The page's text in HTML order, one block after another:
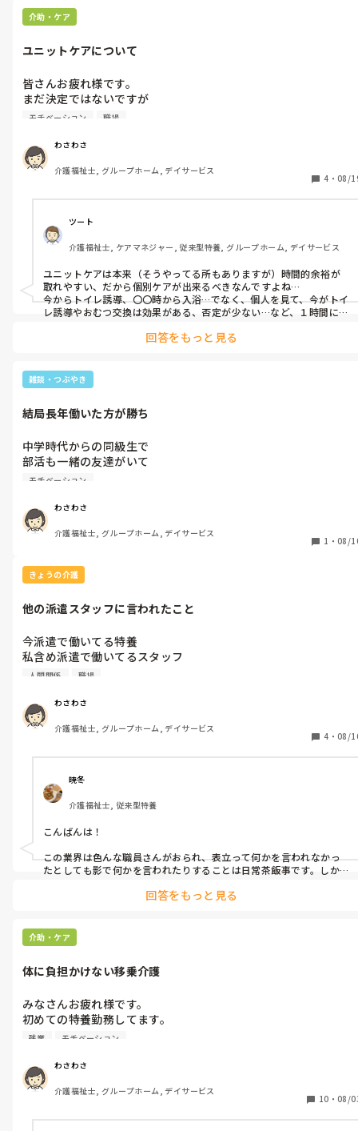
謎です
かコツがありますか？
やっぱりコップの特長とか絵に書いたりして覚えるのかな
充分間に合うと思うんですが。
回ですし。ユニット型とはいえ、変わってますよそこ。
介助・ケア
ユニットケアについて
皆さんお疲れ様です。
まだ決定ではないですが
9月からユニットケアに移動することになる予定です。
10人を1人で見る時間がある。
家族の要望が強い。
一人一人のケアが違うなど
介護歴はあるものの
ユニットケアは初めてになります。
その施設のやり方があるとは
思いますが
ユニットケアの大変さ
やりがいなど
メリット、デメリット
よろしくお願いします。
モチベーション 職場
わさわさ
介護福祉士, グループホーム, デイサービス
4 ・ 08/
ツート
介護福祉士, ケアマネジャー, 従来型特養, グループホーム, デイサービス
ユニットケアは本来（そうやってる所もありますが）時間的余裕が
取れやすい、だから個別ケアが出来るべきなんですよね…
今からトイレ誘導、〇〇時から入浴…でなく、個人を見て、今がトイ
レ誘導やおむつ交換は効果がある、否定が少ない…など、１時間に１
人か２人だけ、だから排泄も入浴も余裕があるんですよね、この時間
これがやってる所もる、個別ケアの概念です…
今日はカップラーメン（利用者さんが賛成なら、反対ないなら）を
他の形態から来た人は、「やれない」とよく言います、当然とも思い
ません、やって無理なら今後考えれば良い…と伝えてやってきまし
た…どうしても、職員みんなの意見を聞いていると、個別ケアが出来
ないので…多床室より値段が高いのは、部屋の個室のみが理由ではあ
りません。そう言う個別ケアの対応にこそ、介護報酬が高い訳です
やると、楽しいですよ…　なかなか徹底出来てない所も多いのが事実
ですけどね…
楽しみですね…ぜひ、ご自分なりの個別ケアを確立されて下さい❢
💦　ま、私は６,４で通所系の方が長いのですけどね…💧
回答をもっと見る
雑談・つぶやき
結局長年働いた方が勝ち
中学時代からの同級生で
部活も一緒の友達がいて
数年後、私は介護職
友達は事情があり再就職探ししていて、その頃私が働いてた施設
が
新たに小規模デイを立ち上げる事に
友達を紹介した。
それから14年　私は社長のやり方に
裏切られて　辞めること友達に
その後、私は介護再就職して
友達は不満だらけの職場で働き続けて、たまに友達と会っては
友達の愚痴を聞いたり、私も近況話したりしたけど、私は違う職
働いてるからか、友達の話しの共有が出来ない事もあり、話が合
わなくなり　お互い会える日も合わなくなって、友達から会いた
いってメールも来なくなった。
笑顔で社長と並んでる友達の
施設通信を見て
あーなんだかんだあっても
社長が気に入らなくても
長年働いたら勝ち‼️なんだなと
痛感した。
だけど、イエスマン好き社長がいる
ブラック施設長年にいたら
多分自分も社長の思想に染まり
助っ人派遣で、介護仕事してる
方が自分には合ってるさ
モチベーション
わさわさ
介護福祉士, グループホーム, デイサービス
1 ・ 08/
きょうの介護
他の派遣スタッフに言われたこと
今派遣で働いてる特養
私含め派遣で働いてるスタッフ
3人います。
務です。
あと2人の派遣さんの仕事は
水分の用意、昼　夜食事の準備
す。
介護4.5の利用者さん拘縮利用者さんが多く、良いスタッフさん
多いけど、57歳の体力にはこたえます。
ただ、15時から少し時間に余裕があるから、一部の利用者さんと
りして過ごしたりしてます。
ある日、決まって1人の利用者さんしかトイレ誘導しない、水分
介助しない、どうも職員の間で、問題視されてる、だけど人手不
で手が離せなくて、利用者さんと一緒に歌を歌って過ごせるのは
いやいや❗️ほぼ身体介護しない
貴方さんに言われたくない
て言いたかったですよね。
派遣でも、色々な人　働き方があるんだなって、派遣は介護全般
戦力として働くものだと思ってたけど
色々な働き方があるんだなと勉強になりました。
人間関係 職場
わさわさ
介護福祉士, グループホーム, デイサービス
4 ・ 08/
暁冬
介護福祉士, 従来型特養
こんばんは！
この業界は色んな職員さんがおられ、表立って何かを言われなかっ
たとしても影で何かを言われたりすることは日常茶飯事です。しか
い職員を見たことがありません。
要ですが、必要以上に譲歩する必要もないと思います。
を考えたほうが良いと思います。
回答をもっと見る
介助・ケア
体に負担かけない移乗介護
みなさんお疲れ様です。
初めての特養勤務してます。
何年かぶりの本格的な身体介護
拘縮の利用者さんの移乗介護
なんとか立位が保てる利用者さん
のトイレ介助など
残業 モチベーション
わさわさ
介護福祉士, グループホーム, デイサービス
10 ・ 08/